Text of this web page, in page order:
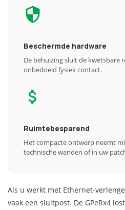
Beschermde hardware
De behuizing sluit de kwetsbare
onbedoeld fysiek contact.
Ruimtebesparend
Het compacte ontwerp neemt
technische wanden of in uw
Als u werkt met Ethernet-
vaak een sluitpost. De GPeRx4